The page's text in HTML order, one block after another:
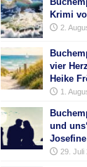
Krimi
2.
vier
Heike
1.
und
29. Juli